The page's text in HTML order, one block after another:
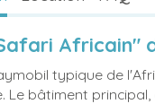
Africain"
typique de
Le bâtiment